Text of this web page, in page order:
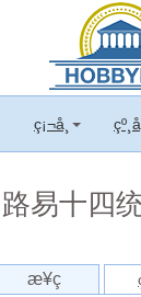
ç¡¬å¸ çº¸å¸
路易十四
æ¥ç